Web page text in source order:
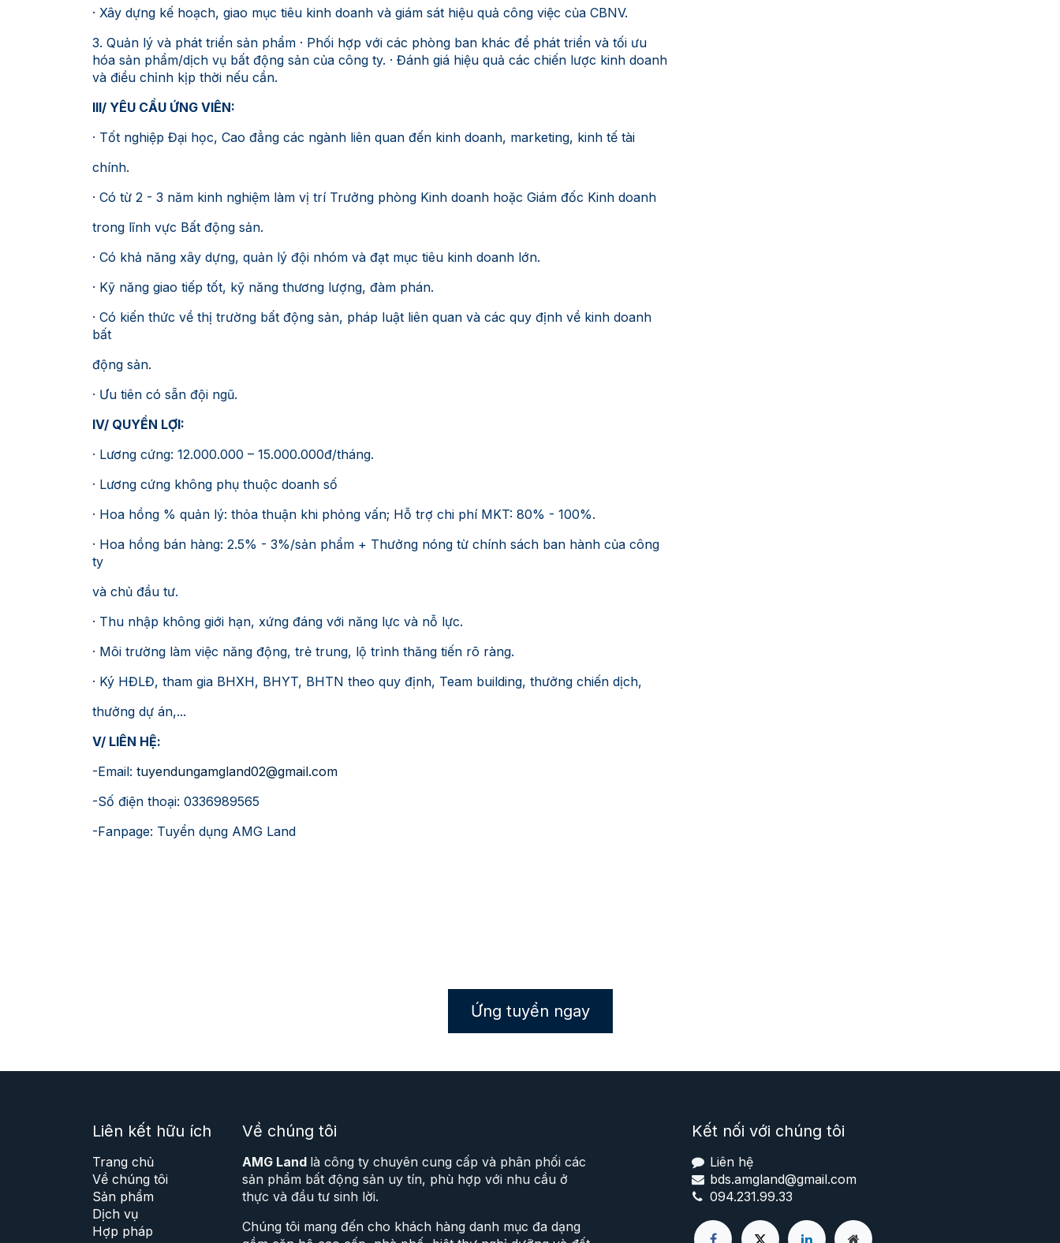
· Xây dựng kế hoạch, giao mục tiêu kinh doanh và giám sát hiệu quả công việc của CBNV.
3. Quản lý và phát triển sản phẩm · Phối hợp với các phòng ban khác để phát triển và tối ưu
hóa sản phẩm/dịch vụ bất động sản của công ty. · Đánh giá hiệu quả các chiến lược kinh doanh
và điều chỉnh kịp thời nếu cần.
III/ YÊU CẦU ỨNG VIÊN:
· Tốt nghiệp Đại học, Cao đẳng các ngành liên quan đến kinh doanh, marketing, kinh tế tài
chính.
· Có từ 2 - 3 năm kinh nghiệm làm vị trí Trưởng phòng Kinh doanh hoặc Giám đốc Kinh doanh
trong lĩnh vực Bất động sản.
· Có khả năng xây dựng, quản lý đội nhóm và đạt mục tiêu kinh doanh lớn.
· Kỹ năng giao tiếp tốt, kỹ năng thương lượng, đàm phán.
· Có kiến thức về thị trường bất động sản, pháp luật liên quan và các quy định về kinh doanh
bất
động sản.
· Ưu tiên có sẵn đội ngũ.
IV/ QUYỀN LỢI:
· Lương cứng: 12.000.000 – 15.000.000đ/tháng.
· Lương cứng không phụ thuộc doanh số
· Hoa hồng % quản lý: thỏa thuận khi phỏng vấn; Hỗ trợ chi phí MKT: 80% - 100%.
· Hoa hồng bán hàng: 2.5% - 3%/sản phẩm + Thưởng nóng từ chính sách ban hành của công
ty
và chủ đầu tư.
· Thu nhập không giới hạn, xứng đáng với năng lực và nỗ lực.
· Môi trường làm việc năng động, trẻ trung, lộ trình thăng tiến rõ ràng.
· Ký HĐLĐ, tham gia BHXH, BHYT, BHTN theo quy định, Team building, thưởng chiến dịch,
thưởng dự án,...
V/ LIÊN HỆ:
-Email: tuyendungamgland02@gmail.com
-Số điện thoại: 0336989565
-Fanpage: Tuyển dụng AMG Land
Ứng tuyển ngay
Liên kết hữu ích
Trang chủ
Về chúng tôi
Sản phẩm
Dịch vụ
Hợp pháp
Về chúng tôi
AMG Land là công ty chuyên cung cấp và phân phối các
sản phẩm bất động sản uy tín, phù hợp với nhu cầu ở
thực và đầu tư sinh lời.
Chúng tôi mang đến cho khách hàng danh mục đa dạng
Kết nối với chúng tôi
Liên hệ
bds.amgland@gmail.com
094.231.99.33